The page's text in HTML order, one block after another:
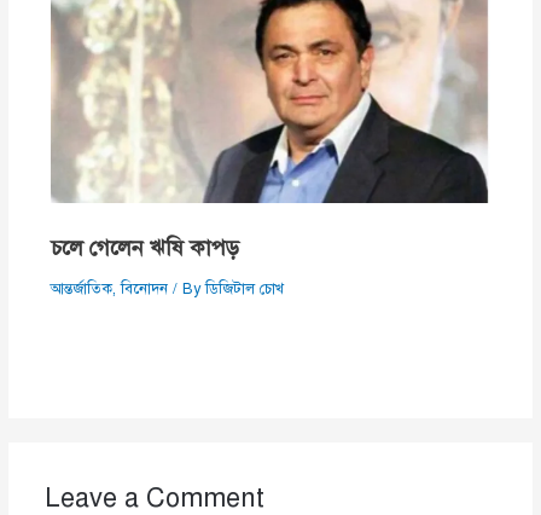
চলে গেলেন ঋষি কাপড়
আন্তর্জাতিক,বিনোদন/ Byডিজিটাল চোখ
Leave a Comment